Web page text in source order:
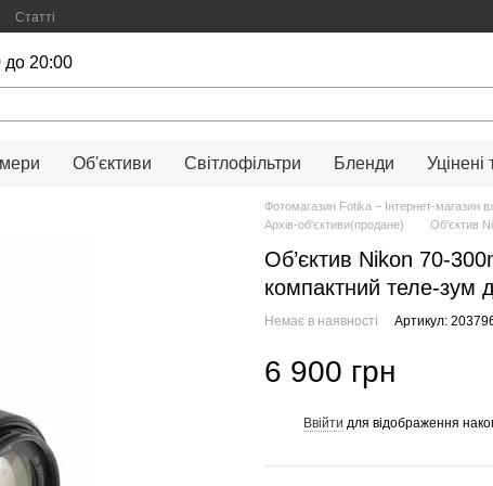
Статті
20:00
Об'єктиви Світлофільтри Бленди Уцінені
Фотомагазин Fotika – Інтернет-магазин
Архів-об'єктиви(продане)
Об'єктив
Об’єктив Nikon 70-
компактний теле-зум
Немає в наявності Артикул:
6 900 грн
Ввійти для відображення